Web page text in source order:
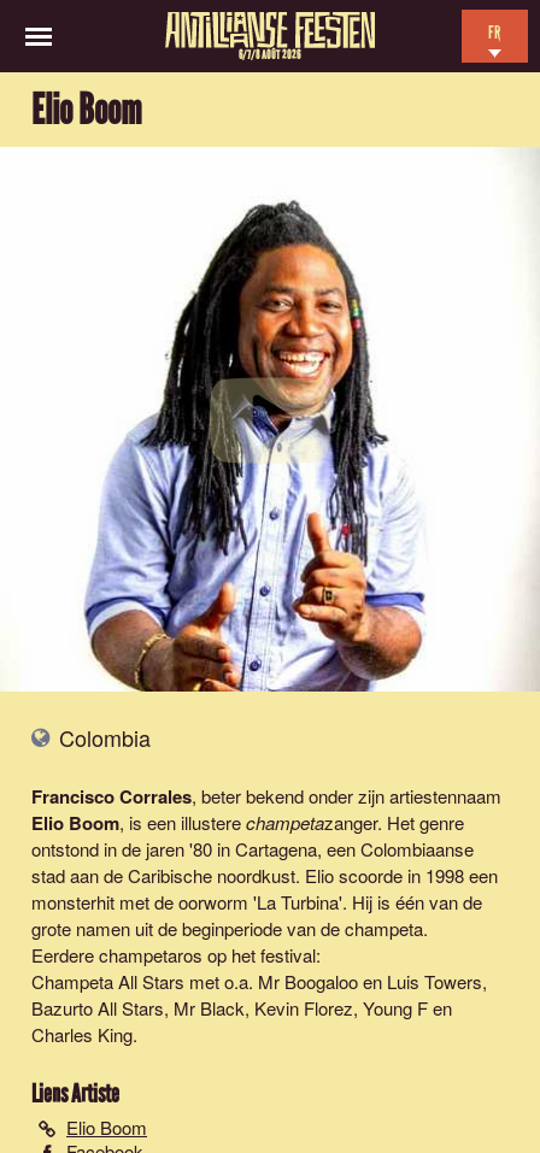
6/7/8 AOÛT 2026
FR
Elio Boom
Colombia
Francisco Corrales, beter bekend onder zijn artiestennaam
Elio Boom, is een illusterechampetazanger. Het genre
ontstond in de jaren '80 in Cartagena, een Colombiaanse
stad aan de Caribische noordkust. Elio scoorde in 1998 een
monsterhit met de oorworm 'La Turbina'. Hij is één van de
grote namen uit de beginperiode van de champeta.
Eerdere champetaros op het festival:
Champeta All Stars met o.a. Mr Boogaloo en Luis Towers,
Bazurto All Stars, Mr Black, Kevin Florez, Young F en
Charles King.
Liens Artiste
Elio Boom